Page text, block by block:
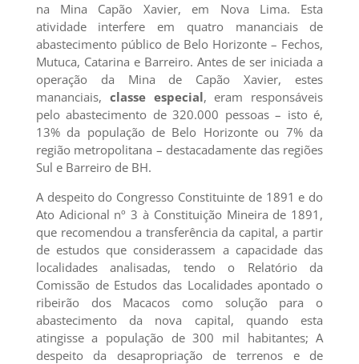
na Mina Capão Xavier, em Nova Lima. Esta
atividade interfere em quatro mananciais de
abastecimento público de Belo Horizonte – Fechos,
Mutuca, Catarina e Barreiro. Antes de ser iniciada a
operação da Mina de Capão Xavier, estes
mananciais, classe especial, eram responsáveis
pelo abastecimento de 320.000 pessoas – isto é,
13% da população de Belo Horizonte ou 7% da
região metropolitana – destacadamente das regiões
Sul e Barreiro de BH.
A despeito do Congresso Constituinte de 1891 e do
Ato Adicional nº 3 à Constituição Mineira de 1891,
que recomendou a transferência da capital, a partir
de estudos que considerassem a capacidade das
localidades analisadas, tendo o Relatório da
Comissão de Estudos das Localidades apontado o
ribeirão dos Macacos como solução para o
abastecimento da nova capital, quando esta
atingisse a população de 300 mil habitantes; A
despeito da desapropriação de terrenos e de